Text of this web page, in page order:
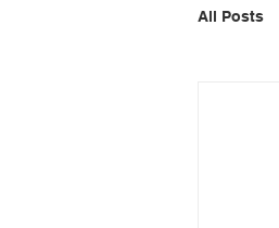
All Posts